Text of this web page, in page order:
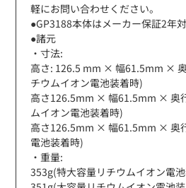
軽にお問い合わせください。
●GP3188本体はメーカー保証2年対
●諸元
・寸法:
高さ: 126.5 mm × 幅61.5mm ×
チウムイオン電池装着時)
高さ126.5mm × 幅61.5mm × 奥
ムイオン電池装着時)
高さ126.5mm × 幅61.5mm × 奥
電池装着時)
・重量:
353g(特大容量リチウムイオン電